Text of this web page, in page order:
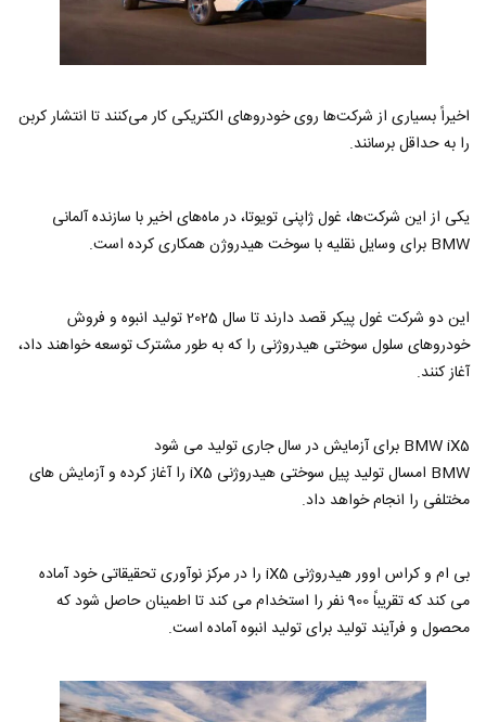
اخیراً بسیاری از شرکت‌ها روی خودروهای الکتریکی کار می‌کنند تا انتشار کربن
را به حداقل برسانند.
یکی از این شرکت‌ها، غول ژاپنی تویوتا، در ماه‌های اخیر با سازنده آلمانی
BMW برای وسایل نقلیه با سوخت هیدروژن همکاری کرده است.
این دو شرکت غول پیکر قصد دارند تا سال 2025 تولید انبوه و فروش
خودروهای سلول سوختی هیدروژنی را که به طور مشترک توسعه خواهند داد،
آغاز کنند.
BMW iX5 برای آزمایش در سال جاری تولید می شود
BMW امسال تولید پیل سوختی هیدروژنی iX5 را آغاز کرده و آزمایش های
مختلفی را انجام خواهد داد.
بی ام و کراس اوور هیدروژنی iX5 را در مرکز نوآوری تحقیقاتی خود آماده
می کند که تقریباً 900 نفر را استخدام می کند تا اطمینان حاصل شود که
محصول و فرآیند تولید برای تولید انبوه آماده است.